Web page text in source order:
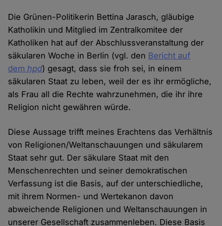
Die Grünen-Politikerin Bettina Jarasch, gläubige
Katholikin und Mitglied im Zentralkomitee der
Katholiken hat auf der Abschlussveranstaltung der
säkularen Woche in Berlin (vgl. den Bericht auf
demhpd) gesagt, dass sie froh sei, in einem
säkularen Staat zu leben, weil der es ihr ermögliche,
als Frau all die Rechte wahrzunehmen, die ihr ihre
Religion nicht gewähren würde.
Diese Aussage trifft meines Erachtens das Verhältnis
von Religionen/Weltanschauungen und säkularem
Staat sehr gut. Der säkulare Staat mit den
Menschenrechten und seiner demokratischen
Verfassung ist die Basis, auf der unterschiedliche,
mit ihrem Normen- und Wertekanon davon
abweichende Religionen und Weltanschauungen in
unserer Gesellschaft zusammenleben. Diese Basis